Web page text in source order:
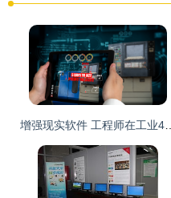
增强现实软件 工程师在工